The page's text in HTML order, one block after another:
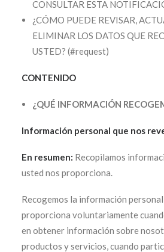
CONSULTAR ESTA
¿CÓMO PUEDE REVISAR,
ELIMINAR LOS DATOS QUE
USTED? (#request)
CONTENIDO
¿QUÉ INFORMACIÓN
Información personal que nos
En resumen: Recopilamos
usted nos proporciona.
Recogemos la información
proporciona voluntariamente
en obtener información sobre
productos y servicios, cuando